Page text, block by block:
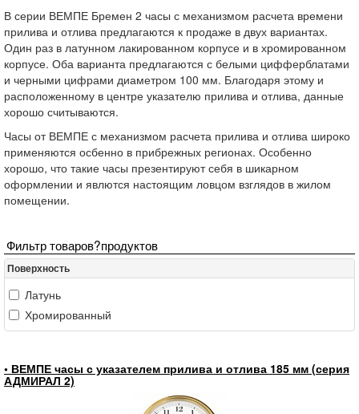
В серии ВЕМПЕ Бремен 2 часы с механизмом расчета времени
прилива и отлива предлагаются к продаже в двух вариантах.
Один раз в латунном лакированном корпусе и в хромированном
корпусе. Оба варианта предлагаются с белыми цифферблатами
и черными цифрами диаметром 100 мм. Благодаря этому и
расположенному в центре указателю прилива и отлива, данные
хорошо считываются.
Часы от ВЕМПЕ с механизмом расчета прилива и отлива широко
применяются осбенно в прибрежных регионах. Особенно
хорошо, что такие часы презентируют себя в шикарном
оформлении и явлются настоящим ловцом взглядов в жилом
помещении.
Фильтр товаров?продуктов
Поверхность
Латунь
Хромированный
• ВЕМПЕ часы с указателем прилива и отлива 185 мм (серия
АДМИРАЛ 2)